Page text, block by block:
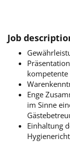
Job
kompetente
Enge
im Sinne
Einhaltung